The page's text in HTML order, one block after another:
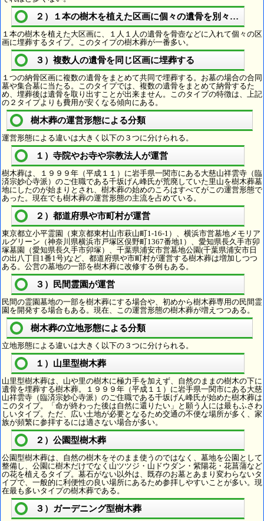
２）１本の樹木を植えた区画に個々の遺骨を別々に埋葬
１本の樹木を植えた大区画に、１人１人の遺骨を骨壺などに入れて個々の区
画に埋葬するタイプ。このタイプの樹木葬が一番多い。
３）複数人の遺骨を同じ区画に埋葬する
１つの納骨区画に複数の遺骨をまとめて共同で埋葬する。お墓の場合の合同
墓や集合墓に当たる。このタイプでは、複数の遺骨をまとめて納骨するた
め、埋葬後は遺骨を取り出すことが出来ません。このタイプの特徴は、上記
の２タイプよりも費用が安くなる傾向にある。
樹木葬の運営形態による分類
運営形態による違いは大きく以下の３つに分けられる。
１）寺院やお寺や宗教法人が運営
樹木葬は、１９９９年（平成１１）に岩手県一関市にある大慈山祥雲寺（臨
済宗妙心寺派）のご住職である千坂げん峰氏が荒廃していた里山を樹木葬墓
地にしたのが始まりとされ、樹木葬の始めのころはすべてがこの運営形態で
あった。現在でも樹木葬の運営形態の主流を占めている。
２）都道府県や市町村が運営
東京都立小平霊園（東京都東村山市萩山町1-16-1）、横浜市営墓地メモリア
ルグリーン（神奈川県横浜市戸塚区俣野町1367番地1）、愛知県長久手市卯
塚墓園（愛知県長久手市卯塚）、千葉県浦安市営墓地公園(千葉県浦安市日
の出八丁目1番1号)など、都道府県や市町村が運営する樹木葬は増加しつつ
ある。公営の墓地の一部を樹木葬に改修する例もある。
３）民間霊園が運営
民間の霊園墓地の一部を樹木葬にする場合や、初めから樹木葬専用の民間霊
園を開発する場合もある。現在、この運営形態の樹木葬が増えつつある。
樹木葬の立地形態による分類
立地形態による違いは大きく以下の３つに分けられる。
１）山里型樹木葬
山里型樹木葬は、山や里の樹木に極力手を加えず、自然のままの樹木の下に
遺骨を埋葬する樹木葬。１９９９年（平成１１）に岩手県一関市にある大慈
山祥雲寺（臨済宗妙心寺派）のご住職である千坂げん峰氏が始めた樹木葬は
このタイプ。「命が終わった後は自然に還りたい」と願う人には最もふさわ
しいタイプ。ただ、広い土地が必要となるため交通の不便な場所が多く、家
族が頻繁に参拝するには適さない場合が多い。
２）公園型樹木葬
公園型樹木葬は、自然の樹木をそのまま使うのではなく、墓地を公園として
整備し、公園に樹木だけでなく山ツツジ・山ドウダン・紫陽花・花菖蒲など
の花を植えるタイプ。墓石がない以外は、既存のお墓とあまり変わらないタ
イプで、一般的に利便性の良い場所にあるため参拝しやすいことが多い。現
在最も多いタイプの樹木葬である。
３）ガーデニング型樹木葬